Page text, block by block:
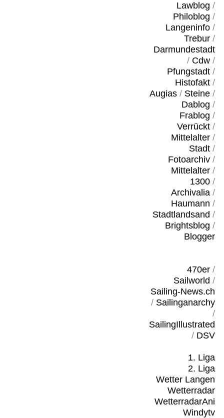
Lawblog /
Philoblog /
Langeninfo/
Trebur/
Darmundestadt
/ Cdw/
Pfungstadt/
Histofakt/
Augias/ Steine/
Dablog /
Frablog /
Verrückt/
Mittelalter/
Stadt/
Fotoarchiv/
Mittelalter/
1300/
Archivalia/
Haumann /
Stadtlandsand /
Brightsblog /
Blogger
470er/
Sailworld /
Sailing-News.ch
/ Sailinganarchy
/
SailingIllustrated
/ DSV
1. Liga
2. Liga
Wetter Langen
Wetterradar
WetterradarAni
Windytv